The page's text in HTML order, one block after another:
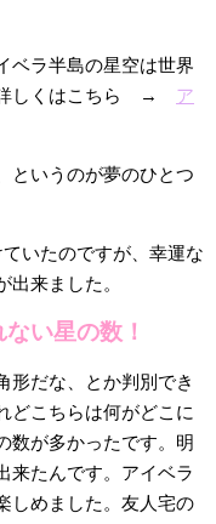
ベラ半島の星空は世界
詳しくはこちら → ア
、というのが夢のひとつ
いたのですが、幸運な
来ました。
い星の数！
形だな、とか判別でき
どこちらは何がどこに
数が多かったです。明
来たんです。アイベラ
しめました。友人宅の